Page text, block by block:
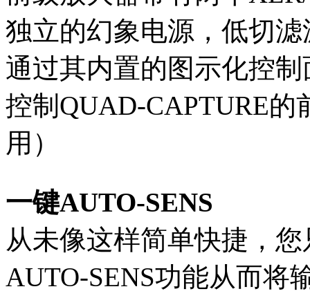
独立的幻象电源，低切
通过其内置的图示化控
控制QUAD-CAPTURE的
用）
一键AUTO-SENS
从未像这样简单快捷，
AUTO-SENS功能从而将